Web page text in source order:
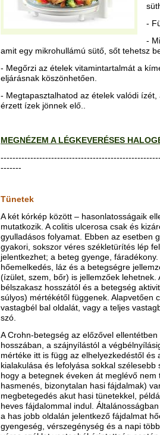
-
-
amit egy mikrohullámú sütő, sőt tehetsz
- Megőrzi az ételek vitamintartalmát a
eljárásnak köszönhetően.
- Megtapasztalhatod az ételek valódi
érzett ízek jönnek elő..
MEGNÉZEM A LÉGKEVERÉSES
-------
Tünetek
A két kórkép között – hasonlatosságaik
mutatkozik. A colitis ulcerosa csak és
gyulladásos folyamat. Ebben az esetben
gyakori, sokszor véres székletürítés lép
jelentkezhet; a beteg gyenge,
hőemelkedés, láz és a betegségre
(ízület, szem, bőr) is jellemzőek lehetnek.
bélszakasz hosszától és a betegség
súlyos) mértékétől függenek. Alapvetően
vastagbél bal oldalát, vagy a teljes
szó.
A Crohn-betegség az előzővel
hosszában, a szájnyílástól a
mértéke itt is függ az elhelyezkedéstől és
kialakulása és lefolyása sokkal
hogy a betegnek éveken át meglévő
hasmenés, bizonytalan hasi fájdalmak)
megbetegedés akut hasi tünetekkel,
heves fájdalommal indul.
a has jobb oldalán jelentkező fájdalmat
gyengeség, vérszegénység és a napi